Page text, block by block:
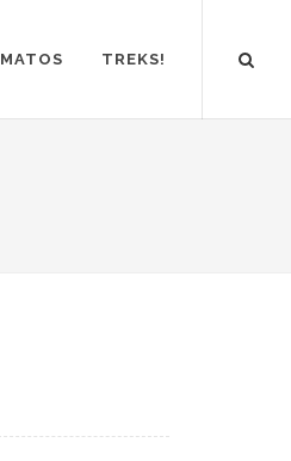
MATOS TREKS!